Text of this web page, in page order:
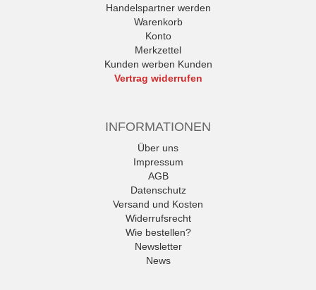
Handelspartner werden
Warenkorb
Konto
Merkzettel
Kunden werben Kunden
Vertrag widerrufen
INFORMATIONEN
Über uns
Impressum
AGB
Datenschutz
Versand und Kosten
Widerrufsrecht
Wie bestellen?
Newsletter
News